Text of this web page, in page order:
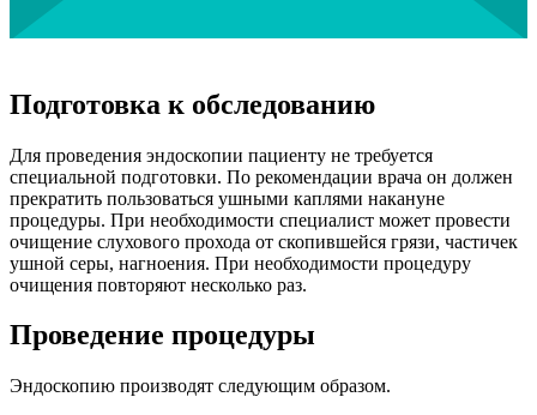
Подготовка к обследованию
Для проведения эндоскопии пациенту не требуется
специальной подготовки. По рекомендации врача он должен
прекратить пользоваться ушными каплями накануне
процедуры. При необходимости специалист может провести
очищение слухового прохода от скопившейся грязи, частичек
ушной серы, нагноения. При необходимости процедуру
очищения повторяют несколько раз.
Проведение процедуры
Эндоскопию производят следующим образом.